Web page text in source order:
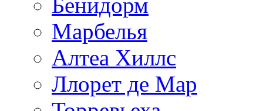
Бенидорм
Марбелья
Алтеа Хиллс
Ллорет де Мар